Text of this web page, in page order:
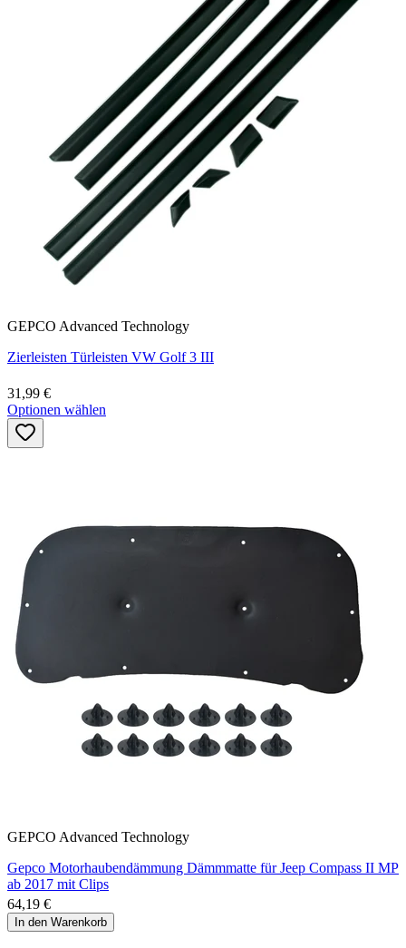
GEPCO Advanced Technology
Zierleisten Türleisten VW Golf 3 III
31,99 €
Optionen wählen
GEPCO Advanced Technology
Gepco Motorhaubendämmung Dämmmatte für Jeep Compass II MP
ab 2017 mit Clips
64,19 €
In den Warenkorb